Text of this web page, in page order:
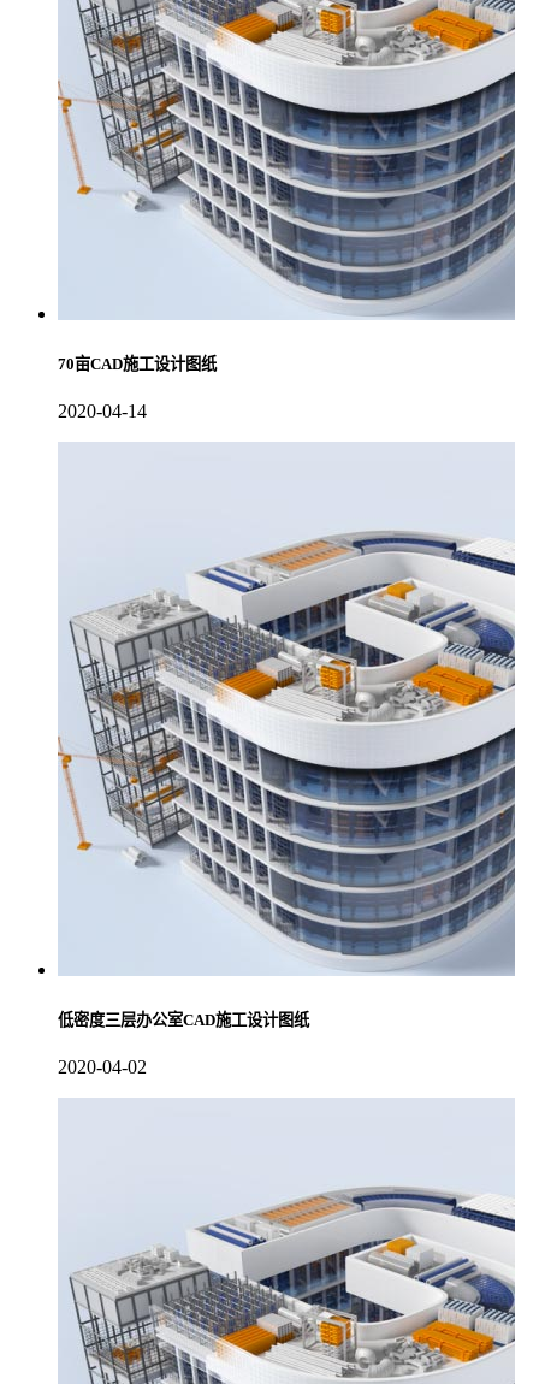
70亩CAD施工设计图纸
2020-04-14
低密度三层办公室CAD施工设计图纸
2020-04-02